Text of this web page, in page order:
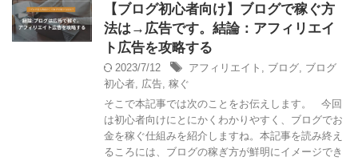
【ブログ初心者向け】ブログで稼ぐ方
法は→広告です。結論：アフィリエイ
ト広告を攻略する
2023/7/12 アフィリエイト , ブログ, ブログ
初心者, 広告, 稼ぐ
そこで本記事では次のことをお伝えします。 今回
は初心者向けにとにかくわかりやすく、ブログでお
金を稼ぐ仕組みを紹介しますね。本記事を読み終え
るころには、ブログの稼ぎ方が鮮明にイメージでき